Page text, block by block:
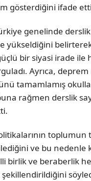
gösterdiğini ifade
genelinde derslik
yükseldiğini
bir siyasi irade ile
Ayrıca, deprem
tamamlamış
rağmen derslik
toplumun
ve bu nedenle
birlik ve beraberlik